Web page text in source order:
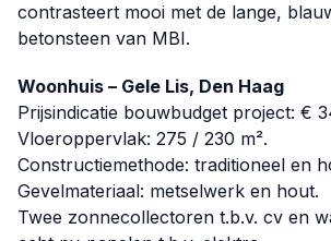
contrasteert mooi met de lange,
betonsteen van MBI.
Woonhuis – Gele Lis, Den Haag
Prijsindicatie bouwbudget project: €
Vloeroppervlak: 275 / 230 m².
Constructiemethode: traditioneel en
Gevelmateriaal: metselwerk en hout.
Twee zonnecollectoren t.b.v. cv en